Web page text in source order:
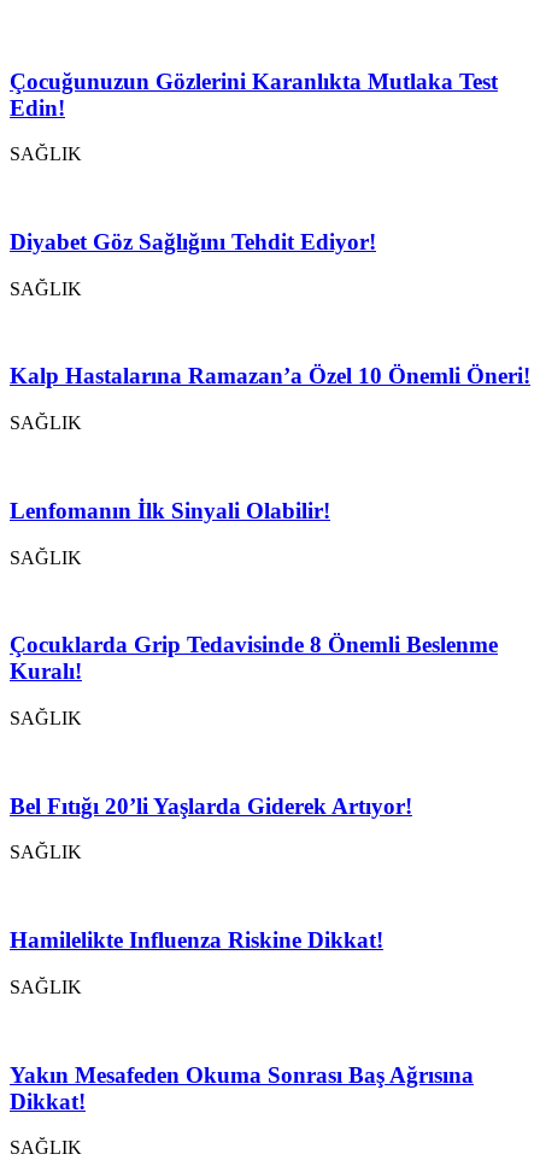
Çocuğunuzun Gözlerini Karanlıkta Mutlaka Test
Edin!
SAĞLIK
Diyabet Göz Sağlığını Tehdit Ediyor!
SAĞLIK
Kalp Hastalarına Ramazan’a Özel 10 Önemli Öneri!
SAĞLIK
Lenfomanın İlk Sinyali Olabilir!
SAĞLIK
Çocuklarda Grip Tedavisinde 8 Önemli Beslenme
Kuralı!
SAĞLIK
Bel Fıtığı 20’li Yaşlarda Giderek Artıyor!
SAĞLIK
Hamilelikte Influenza Riskine Dikkat!
SAĞLIK
Yakın Mesafeden Okuma Sonrası Baş Ağrısına
Dikkat!
SAĞLIK